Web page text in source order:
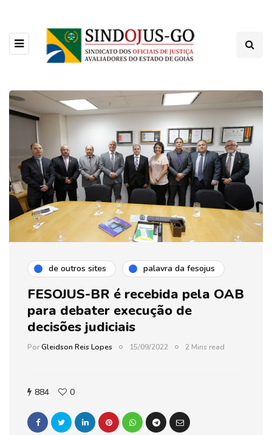
de outros sites palavra da fesojus
FESOJUS-BR é recebida pela OAB
para debater execução de
decisões judiciais
PorGleidson Reis Lopes 15/09/2022 2 Mins read
884 0